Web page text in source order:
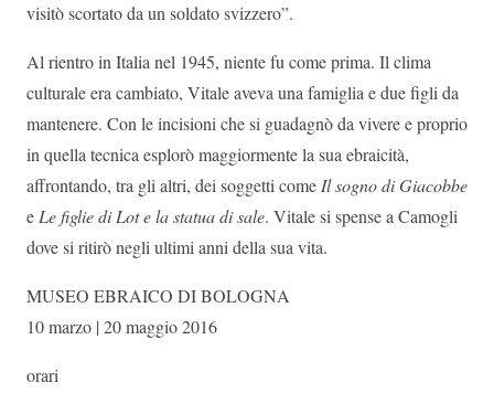
visitò scortato da un soldato svizzero”.
Al rientro in Italia nel 1945, niente fu come prima. Il clima
culturale era cambiato, Vitale aveva una famiglia e due figli da
mantenere. Con le incisioni che si guadagnò da vivere e proprio
in quella tecnica esplorò maggiormente la sua ebraicità,
affrontando, tra gli altri, dei soggetti come Il sogno di Giacobbe
e Le figlie di Lot e la statua di sale. Vitale si spense a Camogli
dove si ritirò negli ultimi anni della sua vita.
MUSEO EBRAICO DI BOLOGNA
10 marzo | 20 maggio 2016
orari